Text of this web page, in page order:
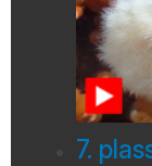
7.